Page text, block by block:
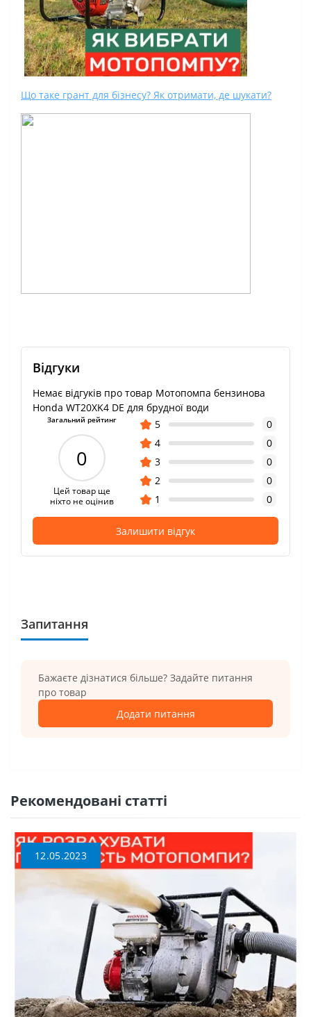
Що таке грант для бізнесу? Як отримати, де шукати?
Відгуки
Немає відгуків про товар Мотопомпа бензинова
Honda WT20XK4 DE для брудної води
Загальний рейтинг
0
Цей товар ще
ніхто не оцінив
5
0
4
0
3
0
2
0
1
0
Залишити відгук
Запитання
Бажаєте дізнатися більше? Задайте питання
про товар
Додати питання
Рекомендовані статті
12.05.2023